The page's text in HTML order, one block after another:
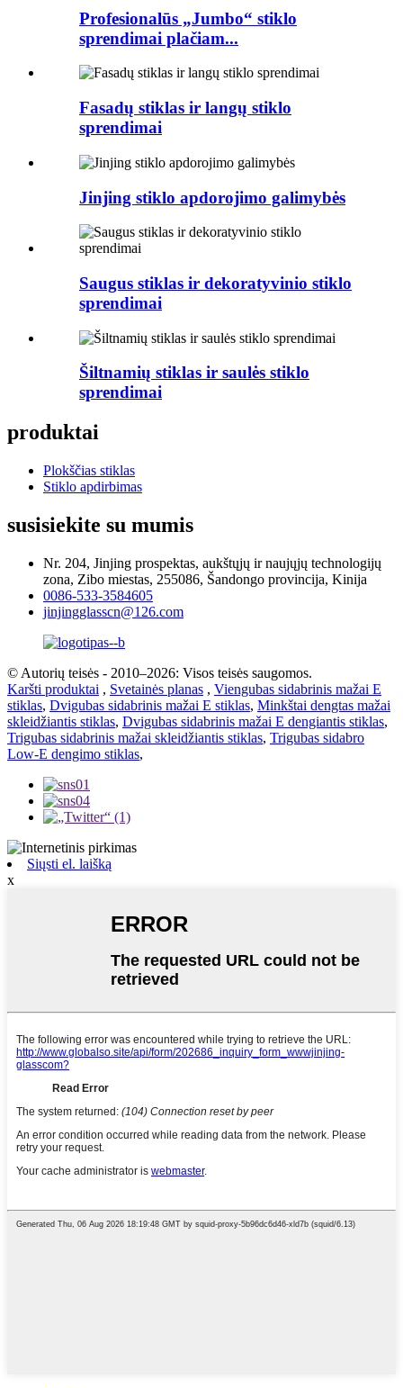
Profesionalūs „Jumbo“ stiklo
sprendimai plačiam...
Fasadų stiklas ir langų stiklo
sprendimai
Jinjing stiklo apdorojimo galimybės
Saugus stiklas ir dekoratyvinio stiklo
sprendimai
Šiltnamių stiklas ir saulės stiklo
sprendimai
produktai
Plokščias stiklas
Stiklo apdirbimas
susisiekite su mumis
Nr. 204, Jinjing prospektas, aukštųjų ir naujųjų technologijų
zona, Zibo miestas, 255086, Šandongo provincija, Kinija
0086-533-3584605
jinjingglasscn@126.com
© Autorių teisės - 2010–2026: Visos teisės saugomos.
Karšti produktai , Svetainės planas , Viengubas sidabrinis mažai E
stiklas, Dvigubas sidabrinis mažai E stiklas, Minkštai dengtas mažai
skleidžiantis stiklas, Dvigubas sidabrinis mažai E dengiantis stiklas,
Trigubas sidabrinis mažai skleidžiantis stiklas, Trigubas sidabro
Low-E dengimo stiklas,
Siųsti el. laišką
x